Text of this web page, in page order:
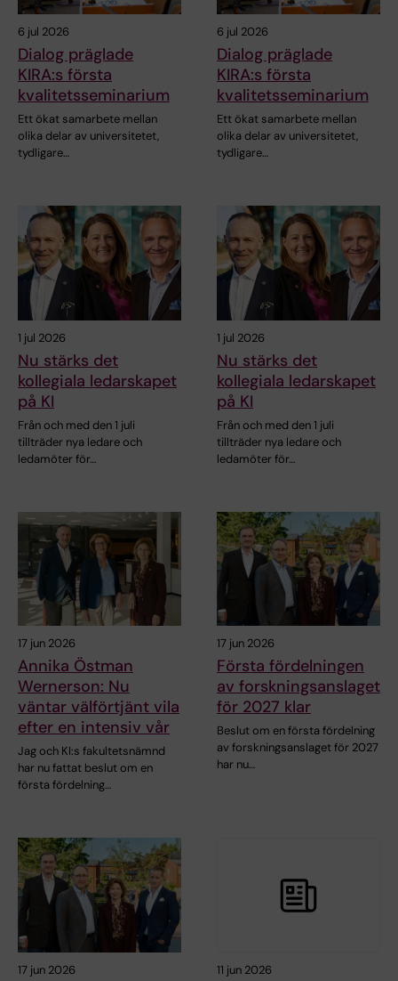
6 jul 2026
Dialog präglade
KIRA:s första
kvalitetsseminarium
Ett ökat samarbete mellan
olika delar av universitetet,
tydligare…
6 jul 2026
Dialog präglade
KIRA:s första
kvalitetsseminarium
Ett ökat samarbete mellan
olika delar av universitetet,
tydligare…
1 jul 2026
Nu stärks det
kollegiala ledarskapet
på KI
Från och med den 1 juli
tillträder nya ledare och
ledamöter för…
1 jul 2026
Nu stärks det
kollegiala ledarskapet
på KI
Från och med den 1 juli
tillträder nya ledare och
ledamöter för…
17 jun 2026
Annika Östman
Wernerson: Nu
väntar välförtjänt vila
efter en intensiv vår
Jag och KI:s fakultetsnämnd
har nu fattat beslut om en
första fördelning…
17 jun 2026
Första fördelningen
av forskningsanslaget
för 2027 klar
Beslut om en första fördelning
av forskningsanslaget för 2027
har nu…
17 jun 2026 11 jun 2026